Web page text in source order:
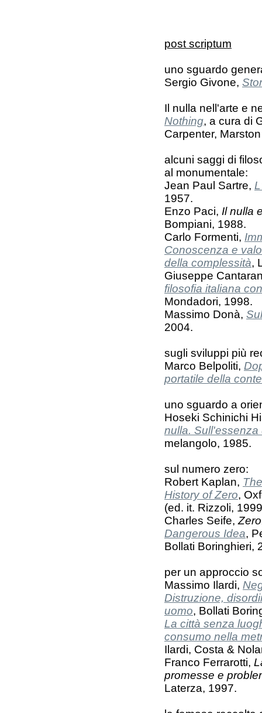
post scriptum
uno sguardo
Sergio Givone,
Il nulla nell'arte e
Nothing, a cura di
Carpenter,
alcuni saggi di
al monumentale:
Jean Paul Sartre,
1957.
Enzo Paci, Il nulla
Bompiani, 1988.
Carlo Formenti,
Conoscenza e
della complessità,
Giuseppe
filosofia italiana
Mondadori, 1998.
Massimo Donà,
2004.
sugli sviluppi più
Marco Belpoliti,
portatile della
uno sguardo a
Hoseki Schinichi
nulla.
melangolo, 1985.
sul numero zero:
Robert Kaplan,
History of Zero,
(ed. it. Rizzoli,
Charles Seife,
Dangerous Idea,
Bollati Boringhieri,
per un approccio
Massimo Ilardi,
Distruzione,
uomo, Bollati
La città senza
consumo nella
Ilardi, Costa &
Franco Ferrarotti,
promesse e
Laterza, 1997.